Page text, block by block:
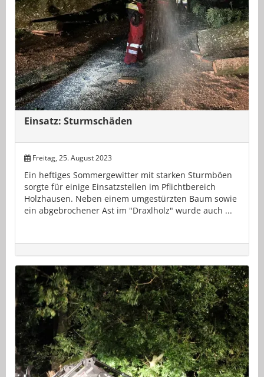
Einsatz: Sturmschäden
Freitag, 25. August 2023
Ein heftiges Sommergewitter mit starken Sturmböen
sorgte für einige Einsatzstellen im Pflichtbereich
Holzhausen. Neben einem umgestürzten Baum sowie
ein abgebrochener Ast im "Draxlholz" wurde auch ...